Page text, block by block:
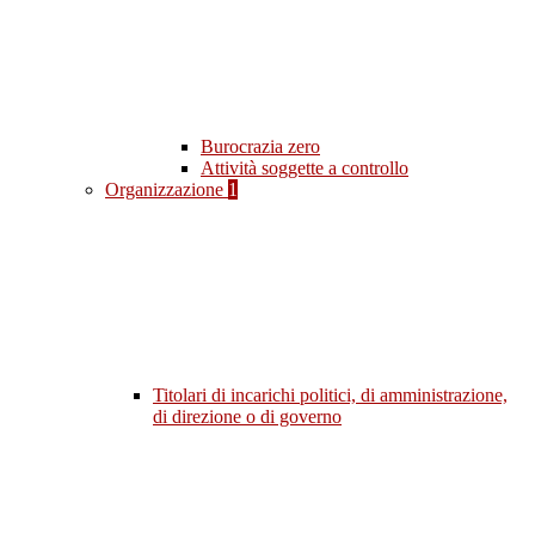
Burocrazia zero
Attività soggette a controllo
Organizzazione 1
Titolari di incarichi politici, di amministrazione,
di direzione o di governo